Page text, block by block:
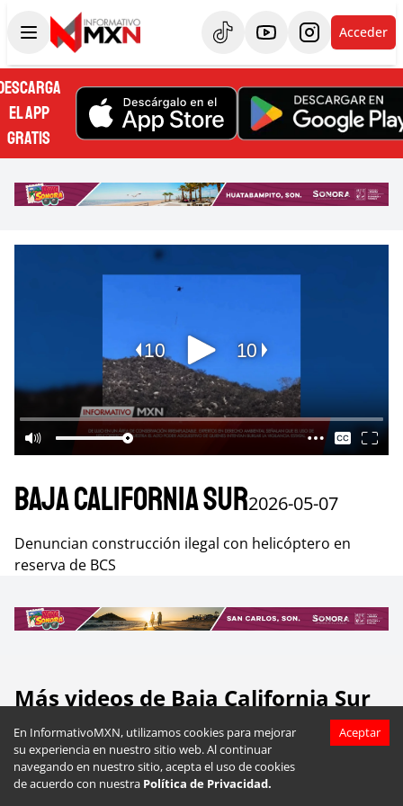
En InformativoMXN, utilizamos cookies para mejorar
su experiencia en nuestro sitio web. Al continuar
navegando en nuestro sitio, acepta el uso de cookies
de acuerdo con nuestra Política de Privacidad.
Aceptar
Acceder
EL APP
GRATIS
Baja California Sur2026-05-07
Denuncian construcción ilegal con helicóptero en
reserva de BCS
Más videos de Baja California Sur